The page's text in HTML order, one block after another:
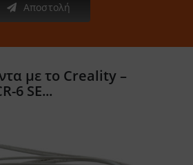
Αποστολή
με το Creality –
6 SE...